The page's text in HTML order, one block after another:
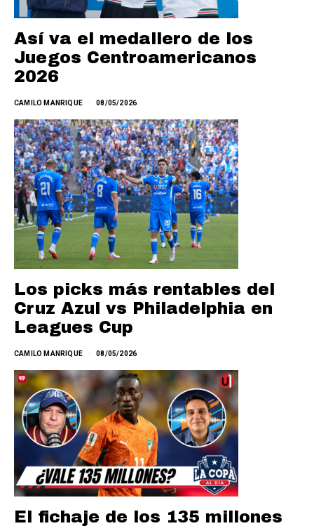
Así va el medallero de los
Juegos Centroamericanos
2026
CAMILO MANRIQUE 08/05/2026
Los picks más rentables del
Cruz Azul vs Philadelphia en
Leagues Cup
CAMILO MANRIQUE 08/05/2026
El fichaje de los 135 millones